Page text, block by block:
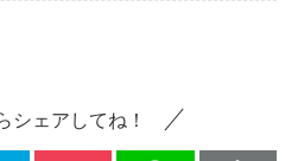
シェアしてね！